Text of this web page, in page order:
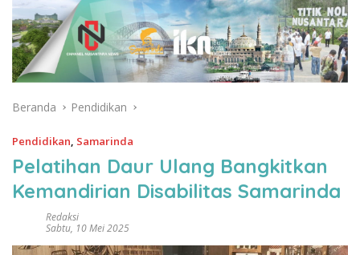
Beranda Pendidikan
Pendidikan, Samarinda
Pelatihan Daur Ulang Bangkitkan
Kemandirian Disabilitas Samarinda
Redaksi
Sabtu, 10 Mei 2025